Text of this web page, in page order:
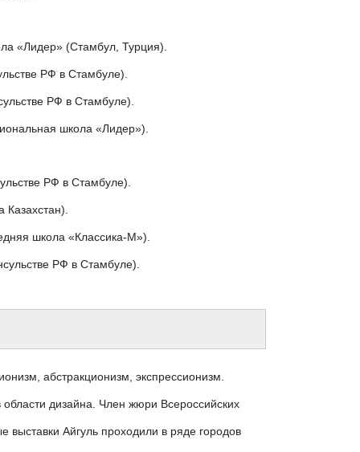
«Лидер» (Стамбул, Турция).
РФ в Стамбуле).
РФ в Стамбуле).
школа «Лидер»).
РФ в Стамбуле).
школа «Классика-М»).
РФ в Стамбуле).
абстракционизм, экспрессионизм.
дизайна. Член жюри Всероссийских
выставки Айгуль проходили в ряде городов